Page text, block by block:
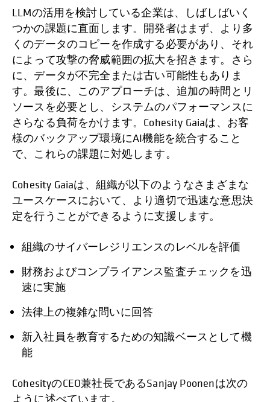
LLMの活用を検討している企業は、しばしばいく
つかの課題に直面します。開発者はまず、より多
くのデータのコピーを作成する必要があり、それ
によって攻撃の脅威範囲の拡大を招きます。さら
に、データが不完全または古い可能性もありま
す。最後に、このアプローチは、追加の時間とリ
ソースを必要とし、システムのパフォーマンスに
さらなる負荷をかけます。Cohesity Gaiaは、お客
様のバックアップ環境にAI機能を統合すること
で、これらの課題に対処します。
Cohesity Gaiaは、組織が以下のようなさまざまな
ユースケースにおいて、より適切で迅速な意思決
定を行うことができるように支援します。
組織のサイバーレジリエンスのレベルを評価
財務およびコンプライアンス監査チェックを迅
速に実施
法律上の複雑な問いに回答
新入社員を教育するための知識ベースとして機
能
CohesityのCEO兼社長であるSanjay Poonenは次の
ように述べています。